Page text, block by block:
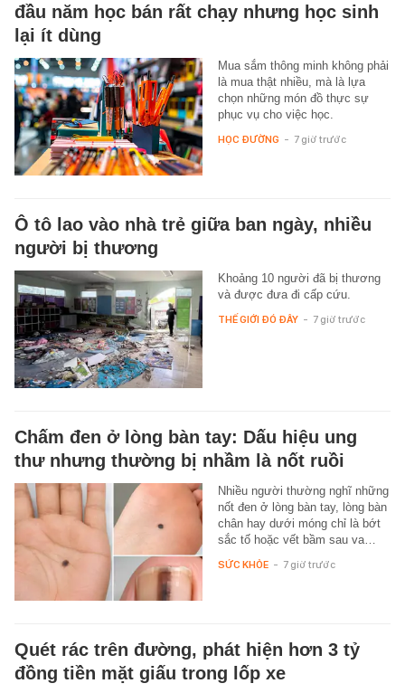
đầu năm học bán rất chạy nhưng học sinh
lại ít dùng
Mua sắm thông minh không phải
là mua thật nhiều, mà là lựa
chọn những món đồ thực sự
phục vụ cho việc học.
HỌC ĐƯỜNG - 7 giờ trước
Ô tô lao vào nhà trẻ giữa ban ngày, nhiều
người bị thương
Khoảng 10 người đã bị thương
và được đưa đi cấp cứu.
THẾ GIỚI ĐÓ ĐÂY - 7 giờ trước
Chấm đen ở lòng bàn tay: Dấu hiệu ung
thư nhưng thường bị nhầm là nốt ruồi
Nhiều người thường nghĩ những
nốt đen ở lòng bàn tay, lòng bàn
chân hay dưới móng chỉ là bớt
sắc tố hoặc vết bầm sau va…
SỨC KHỎE - 7 giờ trước
Quét rác trên đường, phát hiện hơn 3 tỷ
đồng tiền mặt giấu trong lốp xe